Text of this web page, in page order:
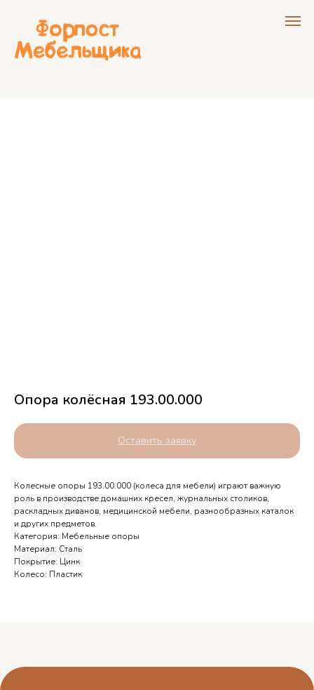
Опора колёсная 193.00.000
Оставить заявку
Колесные опоры 193.00.000 (колеса для мебели) играют важную
роль в производстве домашних кресел, журнальных столиков,
раскладных диванов, медицинской мебели, разнообразных каталок
и других предметов.
Категория: Мебельные опоры
Материал: Сталь
Покрытие: Цинк
Колесо: Пластик
Телефоны выходного дня